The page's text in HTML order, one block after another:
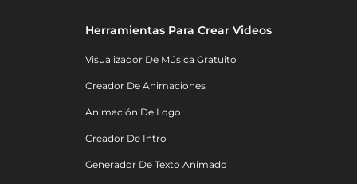
Herramientas Para Crear Videos
Visualizador De Música Gratuito
Creador De Animaciones
Animación De Logo
Creador De Intro
Generador De Texto Animado